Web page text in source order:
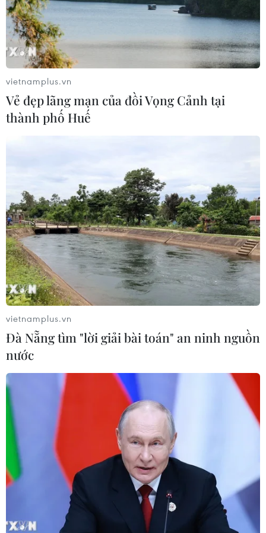
06/08/2026 12:24
Tuyên Quang khẩn trương khắc
phục sạt lở trên các tuyến giao thông
06/08/2026 11:54
Hà Nội tăng tốc thi công
đường Vành đai 1 đoạn Hoàng Cầu-
Voi Phục
06/08/2026 09:07
Đồng Nai yêu cầu đẩy nhanh tiến độ
dự án kết nối vùng, sân bay Long
Thành
06/08/2026 09:05
Cầu Đắk Lung sập sau cú
tông của xe tải cẩu, 2 người thoát
chết
06/08/2026 09:00
Dự án mở rộng đường Nguyễn Tuân
tăng kết nối khu vực phía Tây Nam
Hà Nội
vietnamplus.vn
Vẻ đẹp lãng mạn của đồi Vọng Cảnh tại
thành phố Huế
vietnamplus.vn
Đà Nẵng tìm "lời giải bài toán" an ninh nguồn
nước